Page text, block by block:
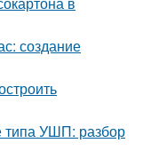
создание
типа УШП: разбор